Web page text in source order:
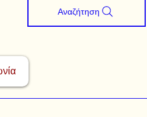
Αναζήτηση